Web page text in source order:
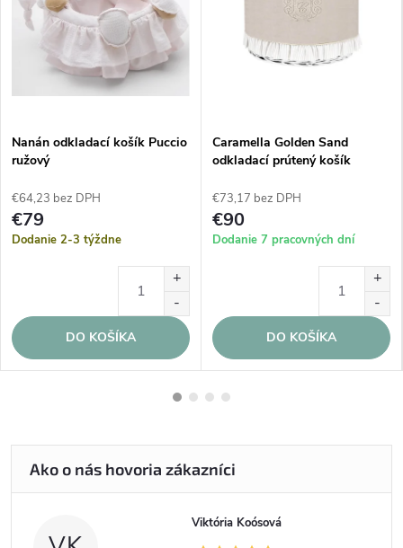
Nanán odkladací košík Puccio
ružový
€64,23 bez DPH
€79
Dodanie 2-3 týždne
DO KOŠÍKA
Caramella Golden Sand
odkladací prútený košík
€73,17 bez DPH
€90
Dodanie 7 pracovných dní
DO KOŠÍKA
Viktória Koósová